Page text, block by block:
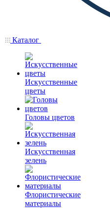
Каталог
Искусственные
цветы
Головы цветов
Искусственная
зелень
Флористические
материалы